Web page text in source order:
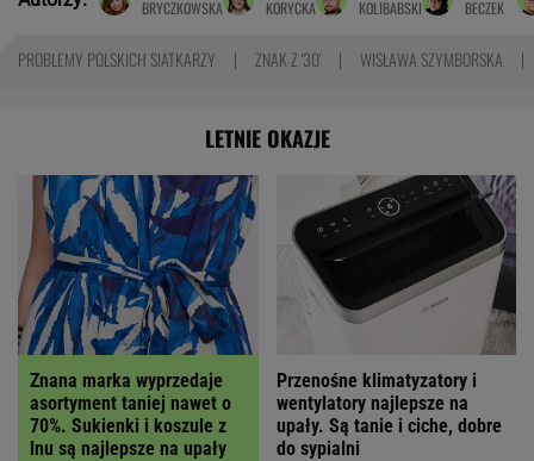
BRYCZKOWSKA
KORYCKA
KOLIBABSKI
BECZEK
PROBLEMY POLSKICH SIATKARZY ZNAK Z '30' WISŁAWA SZYMBORSKA
LETNIE OKAZJE
Znana marka wyprzedaje
asortyment taniej nawet o
70%. Sukienki i koszule z
lnu są najlepsze na upały
Przenośne klimatyzatory i
wentylatory najlepsze na
upały. Są tanie i ciche, dobre
do sypialni